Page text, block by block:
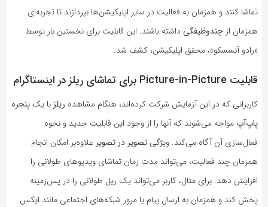
تماشا کنند و همزمان به فعالیت در سایر اپلیکیشن‌ها بپردازند تا تجربه‌ای
همزمان از چندوظیفگی داشته باشند. این قابلیت برای نخستین بار توسط
«رادو آنسسکو»، محقق اپلیکیشن، کشف شد.
قابلیت Picture-in-Picture برای تماشای ریلز در اینستاگرام
کاربرانی که در این آزمایش شرکت کرده‌اند، هنگام مشاهده ریلز با یک پنجره
پاپ‌آپ مواجه می‌شوند که آنها را از وجود این قابلیت جدید و نحوه
فعال‌سازی آن آگاه می‌کند. ویژگی تصویر در تصویر علاوه‌بر امکان انجام
همزمان چند فعالیت، می‌تواند مدت زمان تماشای ویدیوهای طولانی را
افزایش دهد. برای مثال، کاربر می‌تواند یک ریل طولانی را در پس‌زمینه
پخش کند و همزمان به ارسال پیام یا مرور شبکه‌های اجتماعی مانند ایکس